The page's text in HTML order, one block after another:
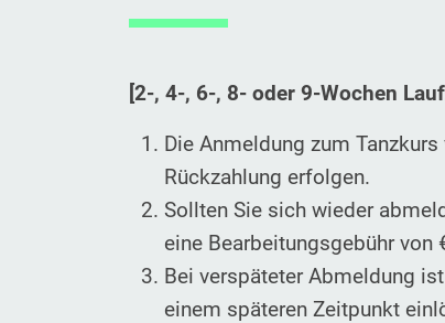
[2-, 4-, 6-, 8- oder 9-Wochen
Die Anmeldung zum
Rückzahlung erfolgen.
Sollten Sie sich wieder
eine Bearbeitungsgebühr von
Bei verspäteter Abmeldung
einem späteren Zeitpunkt